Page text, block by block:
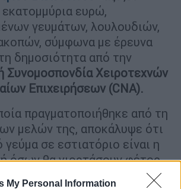
My Personal Information
ευρώ,
γευμάτων, λουλουδιών,
σύμφωνα με έρευνα
δημοσιότητα από την
Συνομοσπονδία Χειροτεχνών
Επιχειρήσεων (CNA).
πραγματοποιήθηκε από τη
μελών της, αποκάλυψε ότι
γεύμα σε εστιατόριο είναι η
όσων θα γιορτάσουν φέτος